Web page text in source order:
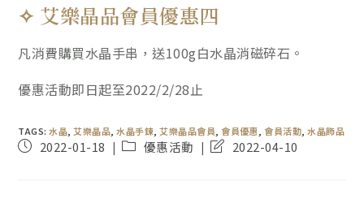
✧ 艾樂晶品會員優惠四
凡消費購買水晶手串，送100g白水晶消磁碎石。
優惠活動即日起至2022/2/28止
TAGS:水晶, 艾樂晶品, 水晶手鍊, 艾樂晶品會員, 會員優惠, 會員活動, 水晶飾品
2022-01-18 優惠活動 2022-04-10